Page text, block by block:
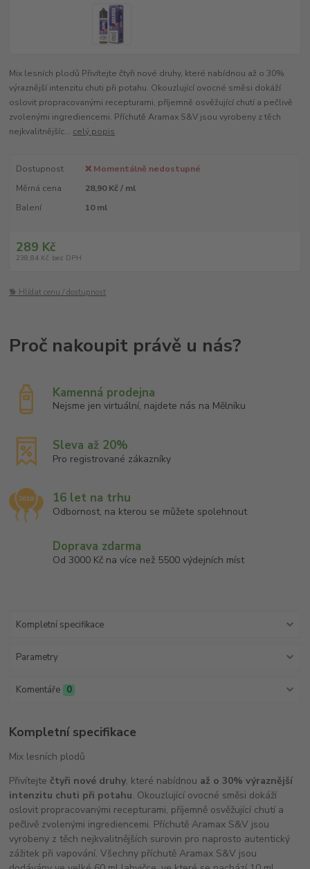
Mix lesních plodů Přivítejte čtyři nové druhy, které nabídnou až o 30%
výraznější intenzitu chuti při potahu. Okouzlující ovocné směsi dokáží
oslovit propracovanými recepturami, příjemně osvěžující chutí a pečlivě
zvolenými ingrediencemi. Příchutě Aramax S&V jsou vyrobeny z těch
nejkvalitnějšíc... celý popis
Dostupnost
❌ Momentálně nedostupné
Měrná cena
28,90 Kč / ml
Balení
10 ml
289 Kč
238,84 Kč bez DPH
🐕 Hlídat cenu / dostupnost
Kamenná prodejna
Nejsme jen virtuální, najdete nás na Mělníku
Sleva až 20%
Pro registrované zákazníky
16 let na trhu
Odbornost, na kterou se můžete spolehnout
Doprava zdarma
Od 3000 Kč na více než 5500 výdejních míst
Kompletní specifikace
Parametry
Komentáře 0
Kompletní specifikace
Mix lesních plodů
Přivítejtečtyři nové druhy, které nabídnou až o 30% výraznější
intenzitu chuti při potahu. Okouzlující ovocné směsi dokáží
oslovit propracovanými recepturami, příjemně osvěžující chutí a
pečlivě zvolenými ingrediencemi. Příchutě Aramax S&V jsou
vyrobeny z těch nejkvalitnějších surovin pro naprosto autentický
zážitek při vapování. Všechny příchutě Aramax S&V jsou